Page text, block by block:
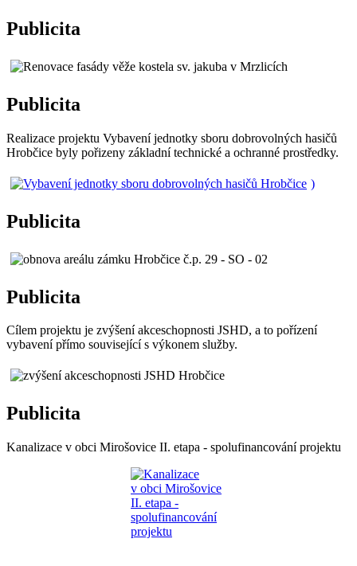
Publicita
Publicita
Realizace projektu Vybavení jednotky sboru dobrovolných hasičů
Hrobčice byly pořizeny základní technické a ochranné prostředky.
)
Publicita
Publicita
Cílem projektu je zvýšení akceschopnosti JSHD, a to pořízení
vybavení přímo související s výkonem služby.
Publicita
Kanalizace v obci Mirošovice II. etapa - spolufinancování projektu